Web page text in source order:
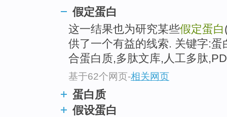
假定蛋白
这一结果也为研究某些假定蛋白
供了一个有益的线索. 关键字:
合蛋白质,多肽文库,人工多肽
基于62个网页-相关网页
蛋白质
假设蛋白